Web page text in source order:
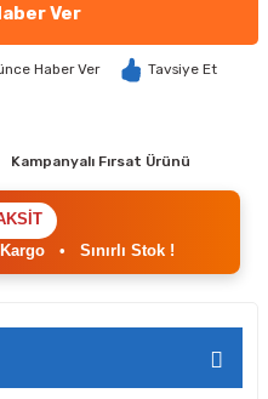
Ver
Haber Ver Tavsiye Et
Kampanyalı Fırsat Ürünü
Kargo• Sınırlı Stok !